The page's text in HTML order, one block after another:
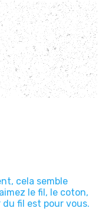
cela semble
le fil, le coton,
du fil est pour vous.